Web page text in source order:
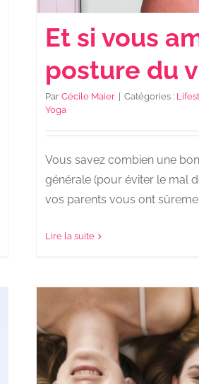
Et si vous
posture du
Par Cécile Maier Catégories :
Yoga
Vous savez combien une
générale (pour éviter le mal
vos parents vous ont
Lire la suite